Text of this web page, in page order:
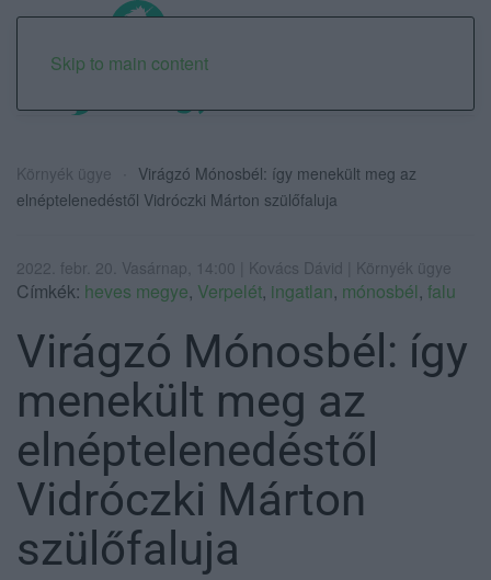
Skip to main content
Környék ügye
Virágzó Mónosbél: így menekült meg az
elnéptelenedéstől Vidróczki Márton szülőfaluja
2022. febr. 20. Vasárnap, 14:00 | Kovács Dávid | Környék ügye
Címkék: heves megye, Verpelét, ingatlan, mónosbél, falu
Virágzó Mónosbél: így
menekült meg az
elnéptelenedéstől
Vidróczki Márton
szülőfaluja